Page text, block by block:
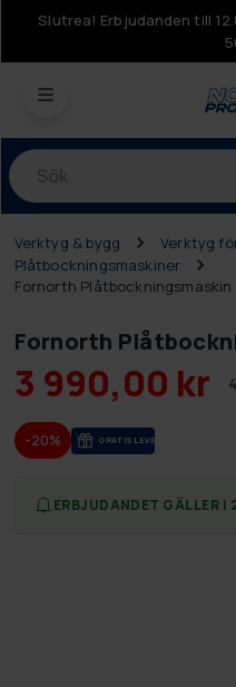
Slutrea! Erbjudanden till
Produkter
Verktyg & bygg
Verktyg
Plåtbockningsmaskiner
Fornorth Plåtbockningsmaskin
Fornorth
3 990,00 kr
-20% GRA­TIS LE­VE­RANS
ERBJUDANDET GÄLLER I